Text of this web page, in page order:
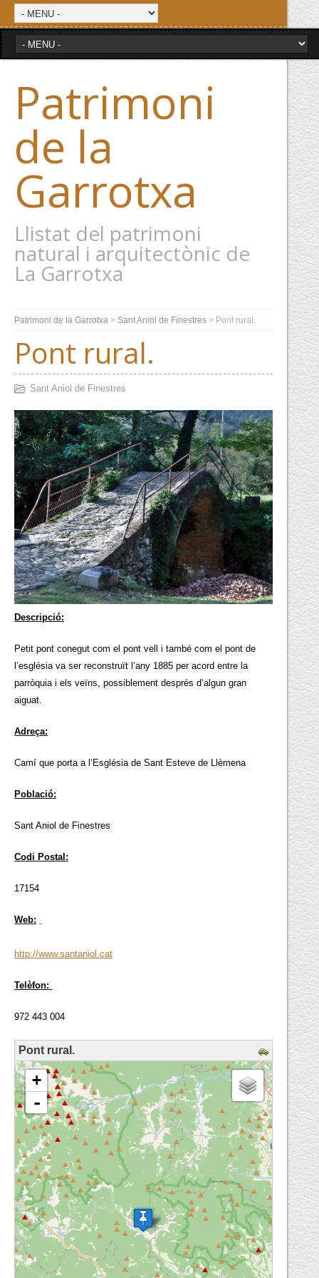
Patrimoni
de la
Garrotxa
Llistat del patrimoni
natural i arquitectònic de
La Garrotxa
Patrimoni de la Garrotxa > Sant Aniol de Finestres > Pont rural.
Pont rural.
Sant Aniol de Finestres
Descripció:
Petit pont conegut com el pont vell i també com el pont de
l’església va ser reconstruït l’any 1885 per acord entre la
parròquia i els veïns, possiblement després d’algun gran
aiguat.
Adreça:
Camí que porta a l’Església de Sant Esteve de Llèmena
Població:
Sant Aniol de Finestres
Codi Postal:
17154
Web:
http://www.santaniol.cat
Telèfon:
972 443 004
Pont rural.
loading map - please wait...
+
-